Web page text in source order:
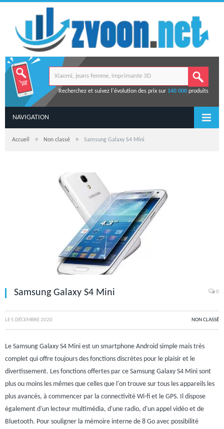
Recherchez et suivez l'évolution des prix sur 140 000produits
NAVIGATION
Accueil » Non classé » Samsung Galaxy S4 Mini
Samsung Galaxy S4 Mini 0
LE 5 DÉCEMBRE 2020 NON CLASSÉ
Le Samsung Galaxy S4 Mini est un smartphone Android simple mais très
complet qui offre toujours des fonctions discrètes pour le plaisir et le
divertissement. Les fonctions offertes par ce Samsung Galaxy S4 Mini sont
plus ou moins les mêmes que celles que l'on trouve sur tous les appareils les
plus avancés, à commencer par la connectivité Wi-fi et le GPS. Il dispose
également d'un lecteur multimédia, d'une radio, d'un appel vidéo et de
Bluetooth. Pour souligner la mémoire interne de 8 Go avec possibilité